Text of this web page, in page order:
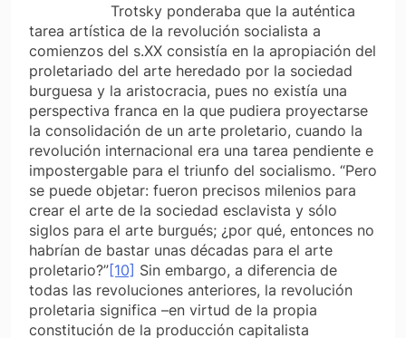
Trotsky ponderaba que la auténtica
tarea artística de la revolución socialista a
comienzos del s.XX consistía en la apropiación del
proletariado del arte heredado por la sociedad
burguesa y la aristocracia, pues no existía una
perspectiva franca en la que pudiera proyectarse
la consolidación de un arte proletario, cuando la
revolución internacional era una tarea pendiente e
impostergable para el triunfo del socialismo. “Pero
se puede objetar: fueron precisos milenios para
crear el arte de la sociedad esclavista y sólo
siglos para el arte burgués; ¿por qué, entonces no
habrían de bastar unas décadas para el arte
proletario?”[10] Sin embargo, a diferencia de
todas las revoluciones anteriores, la revolución
proletaria significa –en virtud de la propia
constitución de la producción capitalista